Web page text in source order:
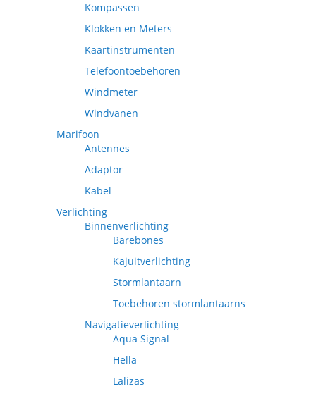
Kompassen
Klokken en Meters
Kaartinstrumenten
Telefoontoebehoren
Windmeter
Windvanen
Marifoon
Antennes
Adaptor
Kabel
Verlichting
Binnenverlichting
Barebones
Kajuitverlichting
Stormlantaarn
Toebehoren stormlantaarns
Navigatieverlichting
Aqua Signal
Hella
Lalizas